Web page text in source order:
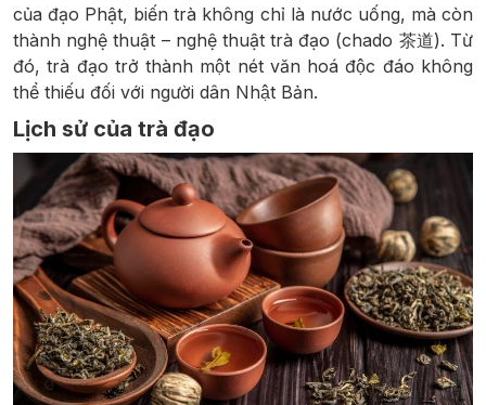
của đạo Phật, biến trà không chỉ là nước uống, mà còn
thành nghệ thuật – nghệ thuật trà đạo (chado 茶道). Từ
đó, trà đạo trở thành một nét văn hoá độc đáo không
thể thiếu đối với người dân Nhật Bản.
Lịch sử của trà đạo